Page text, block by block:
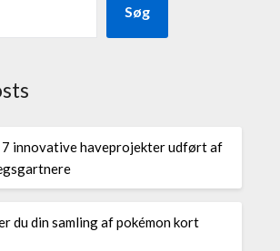
Søg
innovative haveprojekter udført af
du din samling af pokémon kort